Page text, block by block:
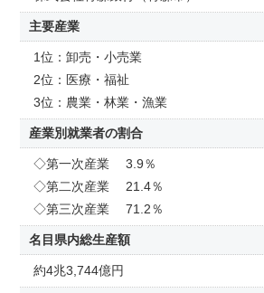
主要産業
1位：卸売・小売業
2位：医療・福祉
3位：農業・林業・漁業
産業別就業者の割合
◇第一次産業 3.9％
◇第二次産業 21.4％
◇第三次産業 71.2％
名目県内総生産額
約4兆3,744億円